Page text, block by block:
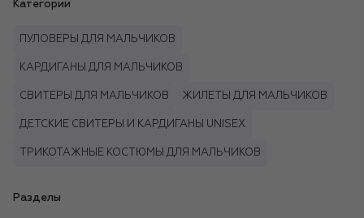
Категории
ПУЛОВЕРЫ ДЛЯ МАЛЬЧИКОВ
КАРДИГАНЫ ДЛЯ МАЛЬЧИКОВ
СВИТЕРЫ ДЛЯ МАЛЬЧИКОВ ЖИЛЕТЫ ДЛЯ МАЛЬЧИКОВ
ДЕТСКИЕ СВИТЕРЫ И КАРДИГАНЫ UNISEX
ТРИКОТАЖНЫЕ КОСТЮМЫ ДЛЯ МАЛЬЧИКОВ
Разделы